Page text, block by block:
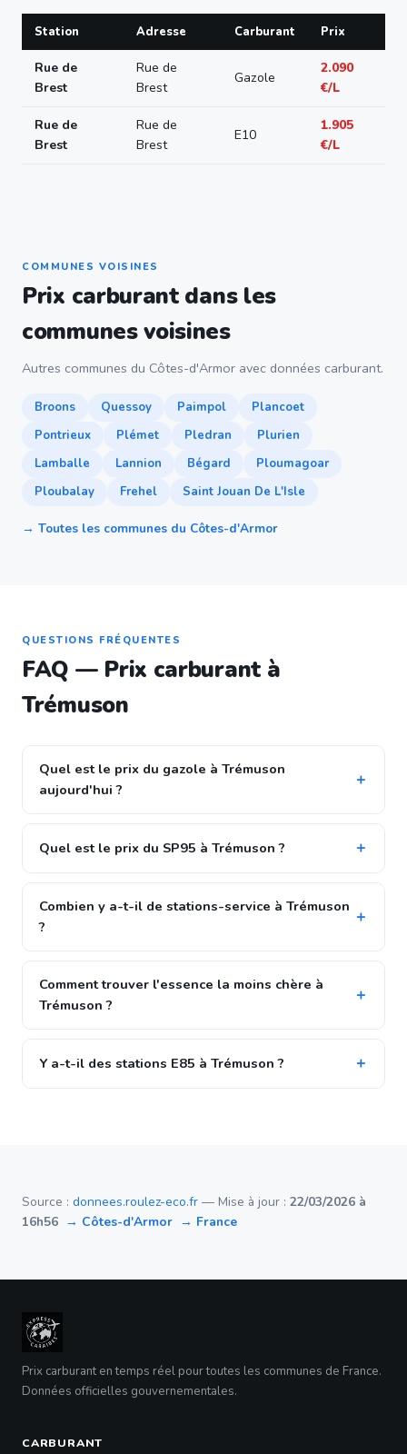
Station Adresse Carburant Prix
Rue de
Brest
Rue de
Brest
Gazole
2.090
€/L
Rue de
Brest
Rue de
Brest
E10
1.905
€/L
COMMUNES VOISINES
Prix carburant dans les
communes voisines
Autres communes du Côtes-d'Armor avec données carburant.
Broons Quessoy Paimpol
Plancoet
Pontrieux
Plémet Pledran
Plurien
Lamballe
Lannion Bégard
Ploumagoar
Ploubalay
Frehel Saint Jouan De L'Isle
→ Toutes les communes du Côtes-d'Armor
QUESTIONS FRÉQUENTES
FAQ — Prix carburant à
Trémuson
Quel est le prix du gazole à Trémuson
aujourd'hui ?
Quel est le prix du SP95 à Trémuson ?
Combien y a-t-il de stations-service à Trémuson
?
Comment trouver l'essence la moins chère à
Trémuson ?
Y a-t-il des stations E85 à Trémuson ?
Source : donnees.roulez-eco.fr — Mise à jour : 22/03/2026 à
16h56 → Côtes-d'Armor → France
Prix carburant en temps réel pour toutes les communes de France.
Données officielles gouvernementales.
CARBURANT